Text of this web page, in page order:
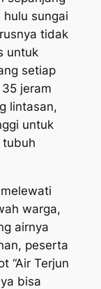
sungai
tidak
untuk
setiap
jeram
lintasan,
untuk
warga,
airnya
peserta
“Air Terjun
bisa